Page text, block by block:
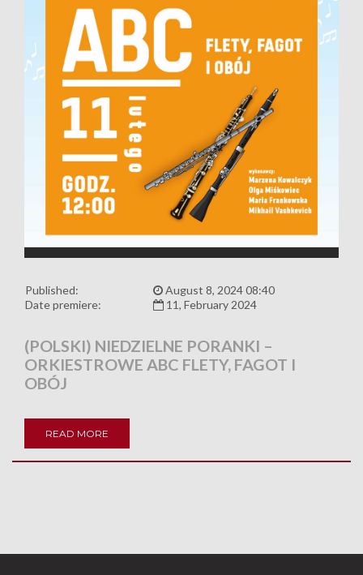
Published:
August 8, 2024 08:40
Date premiere:
11, February 2024
(POLSKI) NIEDZIELNE PORANKI –
ORKIESTROWE ABC FLETY, FAGOT I
OBÓJ
READ MORE